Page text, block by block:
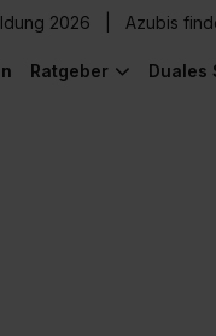
2026 Azubis
Ratgeber Duales